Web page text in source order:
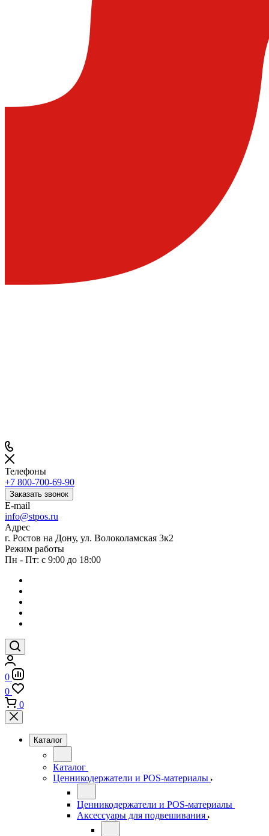
Телефоны
+7 800-700-69-90
Заказать звонок
E-mail
info@stpos.ru
Адрес
г. Ростов на Дону, ул. Волоколамская 3к2
Режим работы
Пн - Пт: с 9:00 до 18:00
0
0
0
Каталог
Каталог
Ценникодержатели и POS-материалы
Ценникодержатели и POS-материалы
Аксессуары для подвешивания